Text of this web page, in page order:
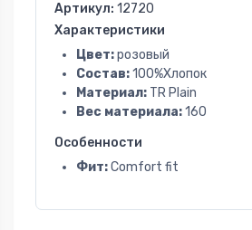
Артикул: 12720
Характеристики
Цвет:розовый
Состав:100%Хлопок
Материал: TR Plain
Вес материала:160
Особенности
Фит:Comfort fit